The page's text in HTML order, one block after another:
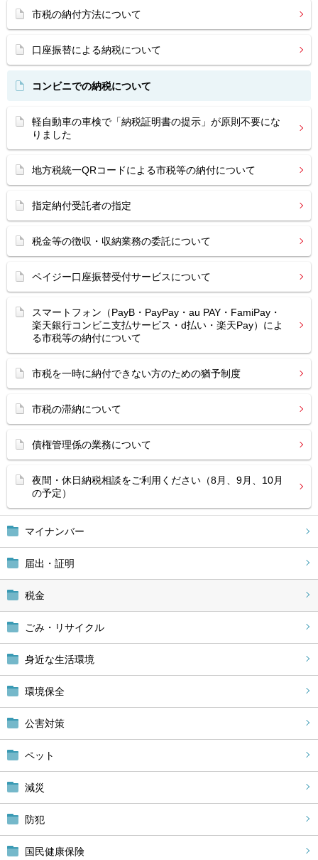
マイナンバー
届出・証明
税金
ごみ・リサイクル
身近な生活環境
環境保全
公害対策
ペット
減災
防犯
国民健康保険
市税の納付方法について
口座振替による納税について
コンビニでの納税について
軽自動車の車検で「納税証明書の提示」が原則不要にな
りました
地方税統一QRコードによる市税等の納付について
指定納付受託者の指定
税金等の徴収・収納業務の委託について
ペイジー口座振替受付サービスについて
スマートフォン（PayB・PayPay・au PAY・FamiPay・
楽天銀行コンビニ支払サービス・d払い・楽天Pay）によ
る市税等の納付について
市税を一時に納付できない方のための猶予制度
市税の滞納について
債権管理係の業務について
夜間・休日納税相談をご利用ください（8月、9月、10月
の予定）